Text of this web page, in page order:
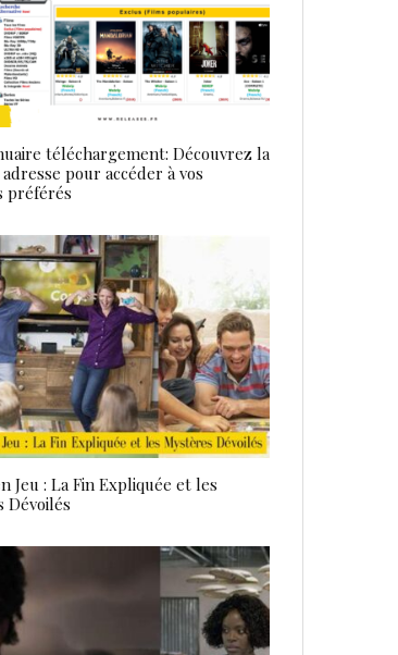
téléchargement: Découvrez la
pour accéder à vos
préférés
Jeu : La Fin Expliquée et les
Dévoilés